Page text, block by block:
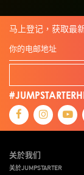
马上登记，获取最
关於我们
关於JUMPSTARTER